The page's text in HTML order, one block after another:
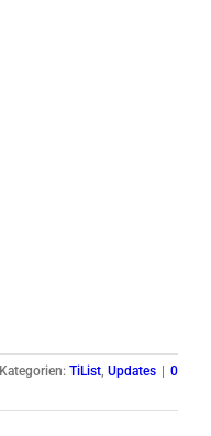
Kategorien: TiList, Updates
0